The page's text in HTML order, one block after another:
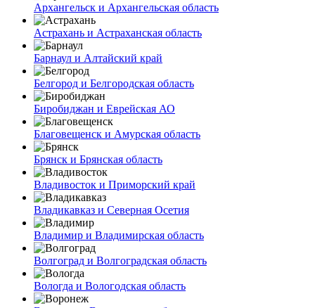
Архангельск и Архангельская область
Астрахань и Астраханская область
Барнаул и Алтайский край
Белгород и Белгородская область
Биробиджан и Еврейская АО
Благовещенск и Амурская область
Брянск и Брянская область
Владивосток и Приморский край
Владикавказ и Северная Осетия
Владимир и Владимирская область
Волгоград и Волгоградская область
Вологда и Вологодская область